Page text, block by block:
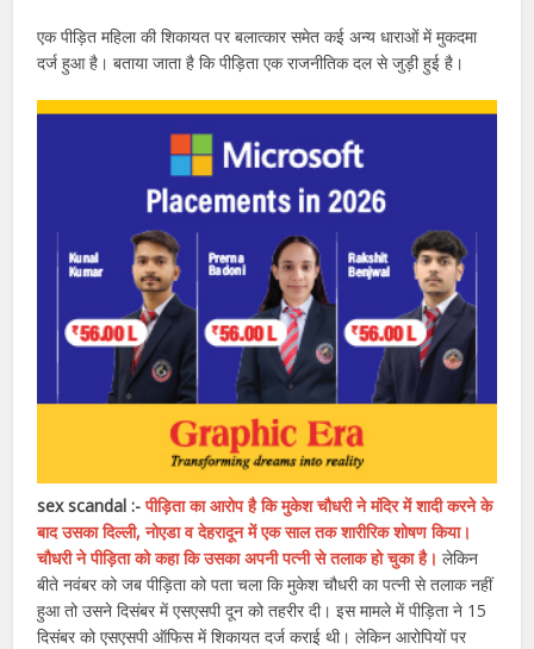
एक पीड़ित महिला की शिकायत पर बलात्कार समेत कई अन्य धाराओं में मुकदमा
दर्ज हुआ है। बताया जाता है कि पीड़िता एक राजनीतिक दल से जुड़ी हुई है।
sex scandal :-पीड़िता का आरोप है कि मुकेश चौधरी ने मंदिर में शादी करने के
बाद उसका दिल्ली, नोएडा व देहरादून में एक साल तक शारीरिक शोषण किया।
चौधरी ने पीड़िता को कहा कि उसका अपनी पत्नी से तलाक हो चुका है। लेकिन
बीते नवंबर को जब पीड़िता को पता चला कि मुकेश चौधरी का पत्नी से तलाक नहीं
हुआ तो उसने दिसंबर में एसएसपी दून को तहरीर दी। इस मामले में पीड़िता ने 15
दिसंबर को एसएसपी ऑफिस में शिकायत दर्ज कराई थी। लेकिन आरोपियों पर